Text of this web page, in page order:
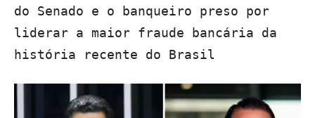
do Senado e o banqueiro preso por
liderar a maior fraude bancária da
história recente do Brasil